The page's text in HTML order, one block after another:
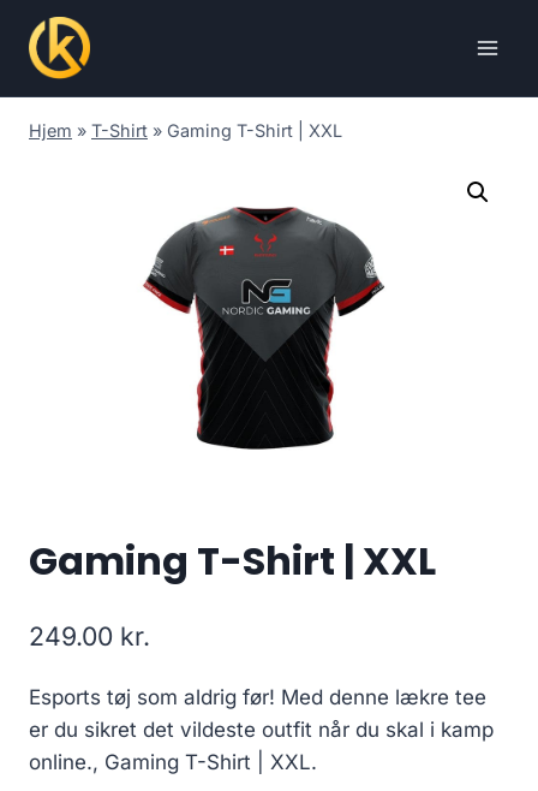
content
Hjem » T-Shirt » Gaming T-Shirt | XXL
Gaming T-Shirt | XXL
249.00 kr.
Esports tøj som aldrig før! Med denne lækre tee
er du sikret det vildeste outfit når du skal i kamp
online., Gaming T-Shirt | XXL.